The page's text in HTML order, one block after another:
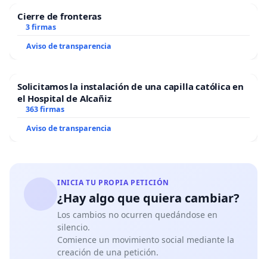
Cierre de fronteras
3 firmas
Aviso de transparencia
Solicitamos la instalación de una capilla católica en
el Hospital de Alcañiz
363 firmas
Aviso de transparencia
INICIA TU PROPIA PETICIÓN
¿Hay algo que quiera cambiar?
Los cambios no ocurren quedándose en
silencio.
Comience un movimiento social mediante la
creación de una petición.